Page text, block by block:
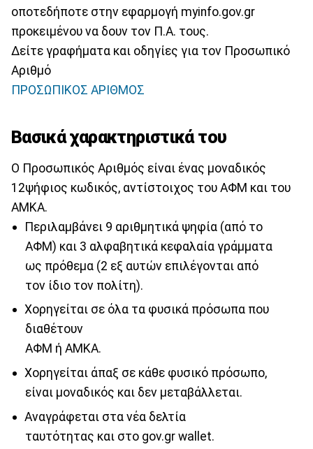
οποτεδήποτε στην εφαρμογή myinfo.gov.gr
προκειμένου να δουν τον Π.Α. τους.
Δείτε γραφήματα και οδηγίες για τον Προσωπικό
Αριθμό
ΠΡΟΣΩΠΙΚΟΣ ΑΡΙΘΜΟΣ
Βασικά χαρακτηριστικά του
Ο Προσωπικός Αριθμός είναι ένας μοναδικός
12ψήφιος κωδικός, αντίστοιχος του ΑΦΜ και του
ΑΜΚΑ.
Περιλαμβάνει 9 αριθμητικά ψηφία (από το
ΑΦΜ) και 3 αλφαβητικά κεφαλαία γράμματα
ως πρόθεμα (2 εξ αυτών επιλέγονται από
τον ίδιο τον πολίτη).
Χορηγείται σε όλα τα φυσικά πρόσωπα που
διαθέτουν
ΑΦΜ ή ΑΜΚΑ.
Xορηγείται άπαξ σε κάθε φυσικό πρόσωπο,
είναι μοναδικός και δεν μεταβάλλεται.
Αναγράφεται στα νέα δελτία
ταυτότητας και στο gov.gr wallet.